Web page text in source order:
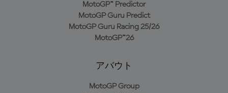
MotoGP™ Predictor
MotoGP Guru Predict
MotoGP Guru Racing 25/26
MotoGP™26
アバウト
MotoGP Group